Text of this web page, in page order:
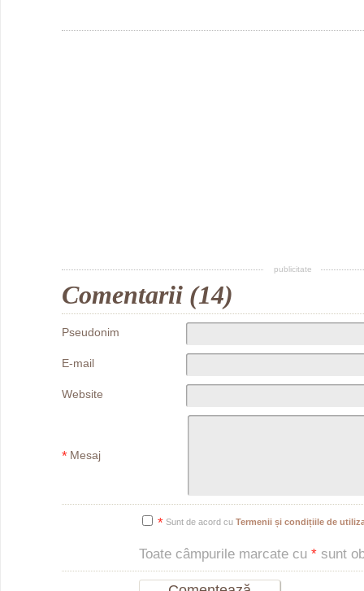
publicitate
Comentarii (14)
Pseudonim
E-mail
Website
* Mesaj
* Sunt de acord cu Termenii și condițiile de
Toate câmpurile marcate cu * sunt